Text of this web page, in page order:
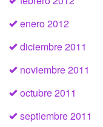
enero 2012
diciembre 2011
noviembre 2011
octubre 2011
septiembre 2011